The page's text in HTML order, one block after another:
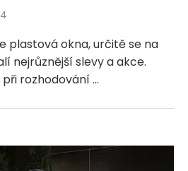
plastová okna, určitě se na
nejrůznější slevy a akce.
rozhodování …